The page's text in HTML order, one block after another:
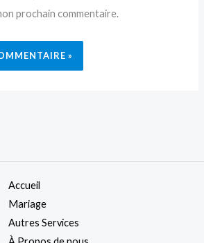
prochain commentaire.
Accueil
Mariage
Autres Services